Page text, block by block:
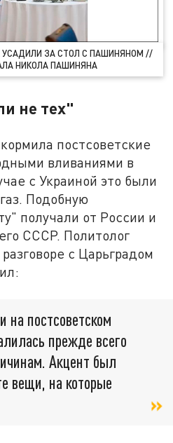
ЗА СТОЛ С ПАШИНЯНОМ //
НИКОЛА ПАШИНЯНА
не тех"
постсоветские
вливаниями в
с Украиной это были
Подобную
получали от России и
СССР. Политолог
с Царьградом
на постсоветском
прежде всего
Акцент был
вещи, на которые